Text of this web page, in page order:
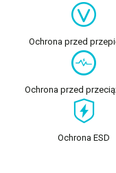
Ochrona przed
Ochrona przed
Ochrona ESD